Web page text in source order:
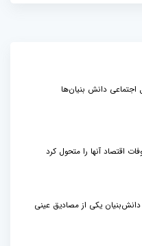
اجتماعی دانش بنیان‌ها
اقتصاد آنها را متحول کرد
یکی از مصادیق عینی